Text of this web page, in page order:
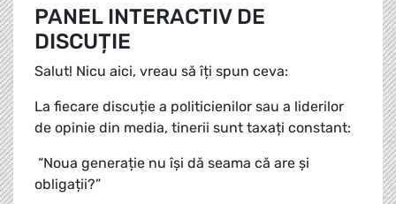
PANEL INTERACTIV DE
DISCUȚIE
Salut! Nicu aici, vreau să îți spun ceva:
La fiecare discuție a politicienilor sau a liderilor
de opinie din media, tinerii sunt taxați constant:
“Noua generație nu își dă seama că are și
obligații?”